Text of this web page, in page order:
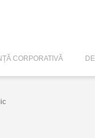
CORPORATIVĂ